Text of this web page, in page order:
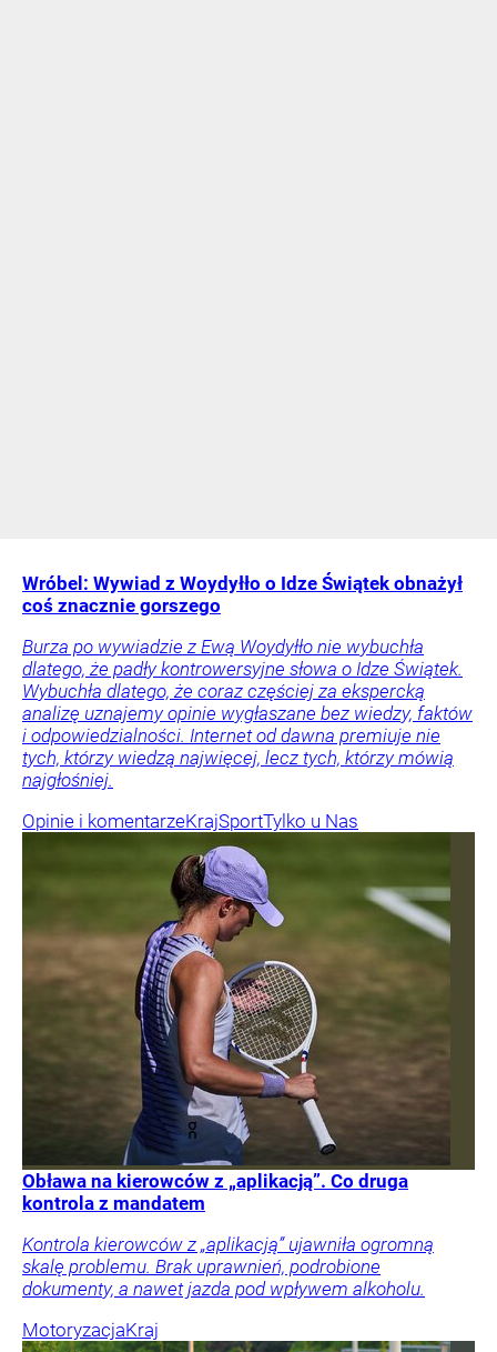
Wróbel: Wywiad z Woydyłło o Idze Świątek obnażył
coś znacznie gorszego
Burza po wywiadzie z Ewą Woydyłło nie wybuchła
dlatego, że padły kontrowersyjne słowa o Idze Świątek.
Wybuchła dlatego, że coraz częściej za ekspercką
analizę uznajemy opinie wygłaszane bez wiedzy, faktów
i odpowiedzialności. Internet od dawna premiuje nie
tych, którzy wiedzą najwięcej, lecz tych, którzy mówią
najgłośniej.
Opinie i komentarzeKrajSportTylko u Nas
Obława na kierowców z „aplikacją”. Co druga
kontrola z mandatem
Kontrola kierowców z „aplikacją” ujawniła ogromną
skalę problemu. Brak uprawnień, podrobione
dokumenty, a nawet jazda pod wpływem alkoholu.
MotoryzacjaKraj